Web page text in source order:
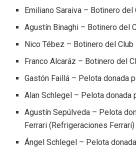
Emiliano Saraiva – Botinero del
Agustín Binaghi – Botinero del
Nico Tébez – Botinero del Club
Franco Alcaráz – Botinero del
Gastón Faillá – Pelota donada
Alan Schlegel – Pelota donada
Agustín Sepúlveda – Pelota
Ferrari (Refrigeraciones Ferrari)
Ángel Schlegel – Pelota